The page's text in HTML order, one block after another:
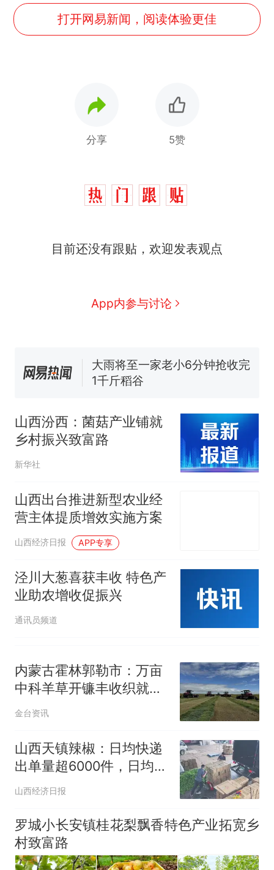
打开网易新闻，阅读体验更佳
分享 5赞
目前还没有跟贴，欢迎发表观点
App内参与讨论
热
十多万人报名的考试，成绩
家，刚改国名，总统就邀请中
视频丨只要一枚命中就能让航
母瘫痪 轰-6J实力有多强？
大雨将至一家老小6分钟抢收完
1千斤稻谷
全部作废，公平么？
山西汾西：菌菇产业铺就
乡村振兴致富路
新华社
山西出台推进新型农业经
营主体提质增效实施方案
山西经济日报 APP专享
泾川大葱喜获丰收 特色产
业助农增收促振兴
通讯员频道
内蒙古霍林郭勒市：万亩
中科羊草开镰丰收织就生
态富民新图景
金台资讯
山西天镇辣椒：日均快递
出单量超6000件，日均销
售量达2.5万公斤
山西经济日报
罗城小长安镇桂花梨飘香特色产业拓宽乡
村致富路